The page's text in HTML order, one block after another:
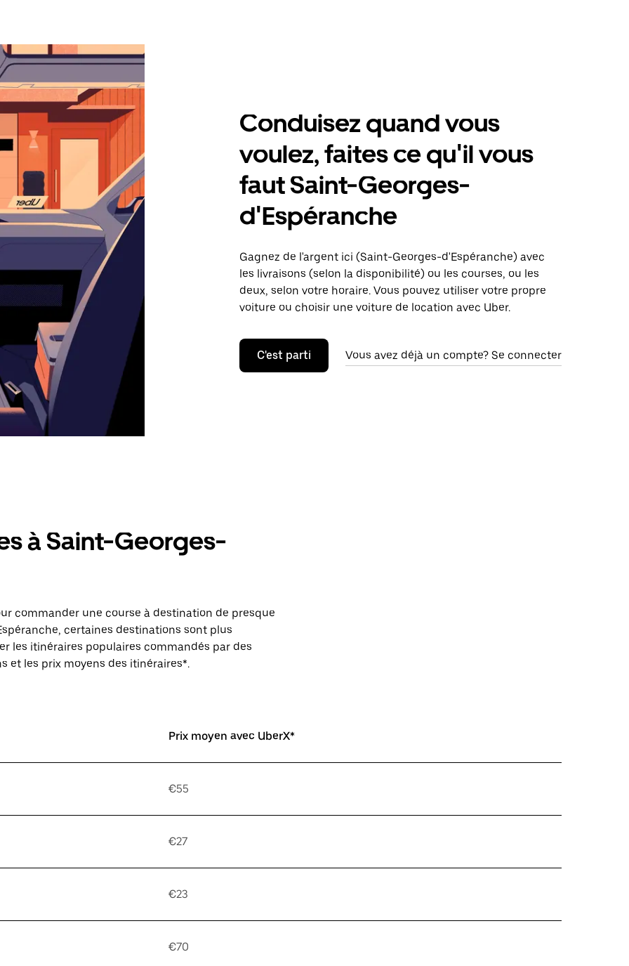
Conduisez quand vous
voulez, faites ce qu'il vous
faut Saint-Georges-
d'Espéranche
Gagnez de l'argent ici (Saint-Georges-d'Espéranche) avec
les livraisons (selon la disponibilité) ou les courses, ou les
deux, selon votre horaire. Vous pouvez utiliser votre propre
voiture ou choisir une voiture de location avec Uber.
C'est parti Vous avez déjà un compte? Se connecter
à Saint-Georges-
commander une course à destination de presque
certaines destinations sont plus
les itinéraires populaires commandés par des
et les prix moyens des itinéraires*.
Prix moyen avec UberX*
€55
€27
€23
€70